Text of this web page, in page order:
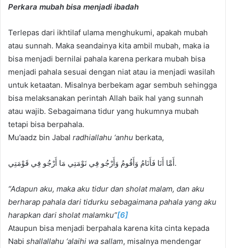
Perkara mubah bisa menjadi ibadah
Terlepas dari ikhtilaf ulama menghukumi, apakah mubah
atau sunnah. Maka seandainya kita ambil mubah, maka ia
bisa menjadi bernilai pahala karena perkara mubah bisa
menjadi pahala sesuai dengan niat atau ia menjadi wasilah
untuk ketaatan. Misalnya berbekam agar sembuh sehingga
bisa melaksanakan perintah Allah baik hal yang sunnah
atau wajib. Sebagaimana tidur yang hukumnya mubah
tetapi bisa berpahala.
Mu’aadz bin Jabal radhiallahu ‘anhu berkata,
أَمَّا أَنَا فَأَنَامُ وَأَقُومُ وَأَرْجُو فِي نَوْمَتِي مَا أَرْجُو فِي قَوْمَتِي.
“Adapun aku, maka aku tidur dan sholat malam, dan aku
berharap pahala dari tidurku sebagaimana pahala yang aku
harapkan dari sholat malamku”[6]
Ataupun bisa menjadi berpahala karena kita cinta kepada
Nabi shallallahu ‘alaihi wa sallam, misalnya mendengar